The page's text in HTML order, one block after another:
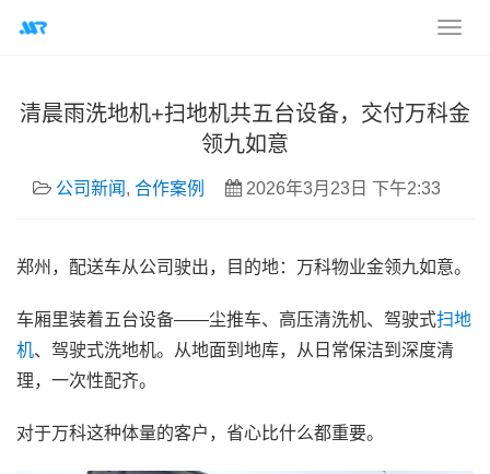
清晨雨洗地机+扫地机共五台设备，交付万科金
领九如意
公司新闻 , 合作案例 2026年3月23日 下午2:33
郑州，配送车从公司驶出，目的地：万科物业金领九如意。
车厢里装着五台设备——尘推车、高压清洗机、驾驶式扫地
机、驾驶式洗地机。从地面到地库，从日常保洁到深度清
理，一次性配齐。
对于万科这种体量的客户，省心比什么都重要。